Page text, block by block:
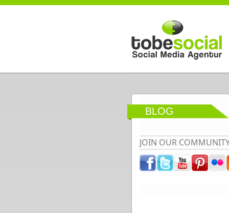
Direkt zum Inhalt
BLOG
JOIN OUR